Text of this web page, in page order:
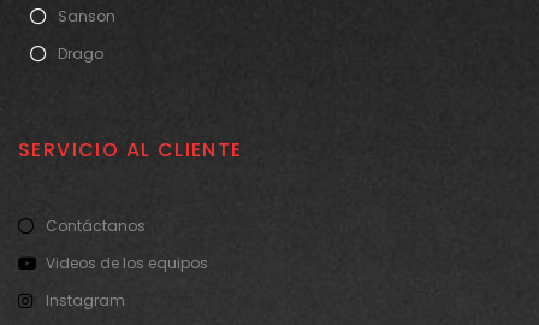
Sanson
Drago
SERVICIO AL CLIENTE
Contáctanos
Videos de los equipos
Instagram